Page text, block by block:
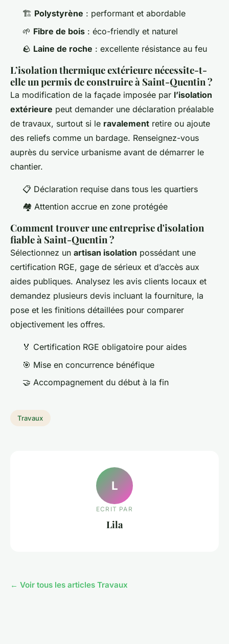
🏗️ Polystyrène : performant et abordable
🌱 Fibre de bois : éco-friendly et naturel
🪨 Laine de roche : excellente résistance au feu
L’isolation thermique extérieure nécessite-t-
elle un permis de construire à Saint-Quentin ?
La modification de la façade imposée par l’isolation
extérieure peut demander une déclaration préalable
de travaux, surtout si le ravalement retire ou ajoute
des reliefs comme un bardage. Renseignez-vous
auprès du service urbanisme avant de démarrer le
chantier.
📋 Déclaration requise dans tous les quartiers
🏘️ Attention accrue en zone protégée
Comment trouver une entreprise d'isolation
fiable à Saint-Quentin ?
Sélectionnez un artisan isolation possédant une
certification RGE, gage de sérieux et d’accès aux
aides publiques. Analysez les avis clients locaux et
demandez plusieurs devis incluant la fourniture, la
pose et les finitions détaillées pour comparer
objectivement les offres.
🏅 Certification RGE obligatoire pour aides
🎯 Mise en concurrence bénéfique
🤝 Accompagnement du début à la fin
Travaux
L
ECRIT PAR
Lila
← Voir tous les articles Travaux